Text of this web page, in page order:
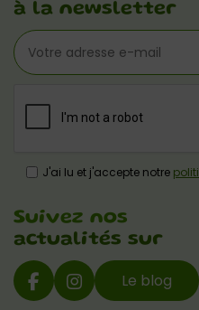
à la newsletter
J'ai lu et j'accepte notre
Suivez nos
actualités sur
Le blog